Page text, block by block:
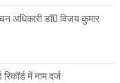
अधिकारी डॉ0 विजय कुमार
में नाम दर्ज